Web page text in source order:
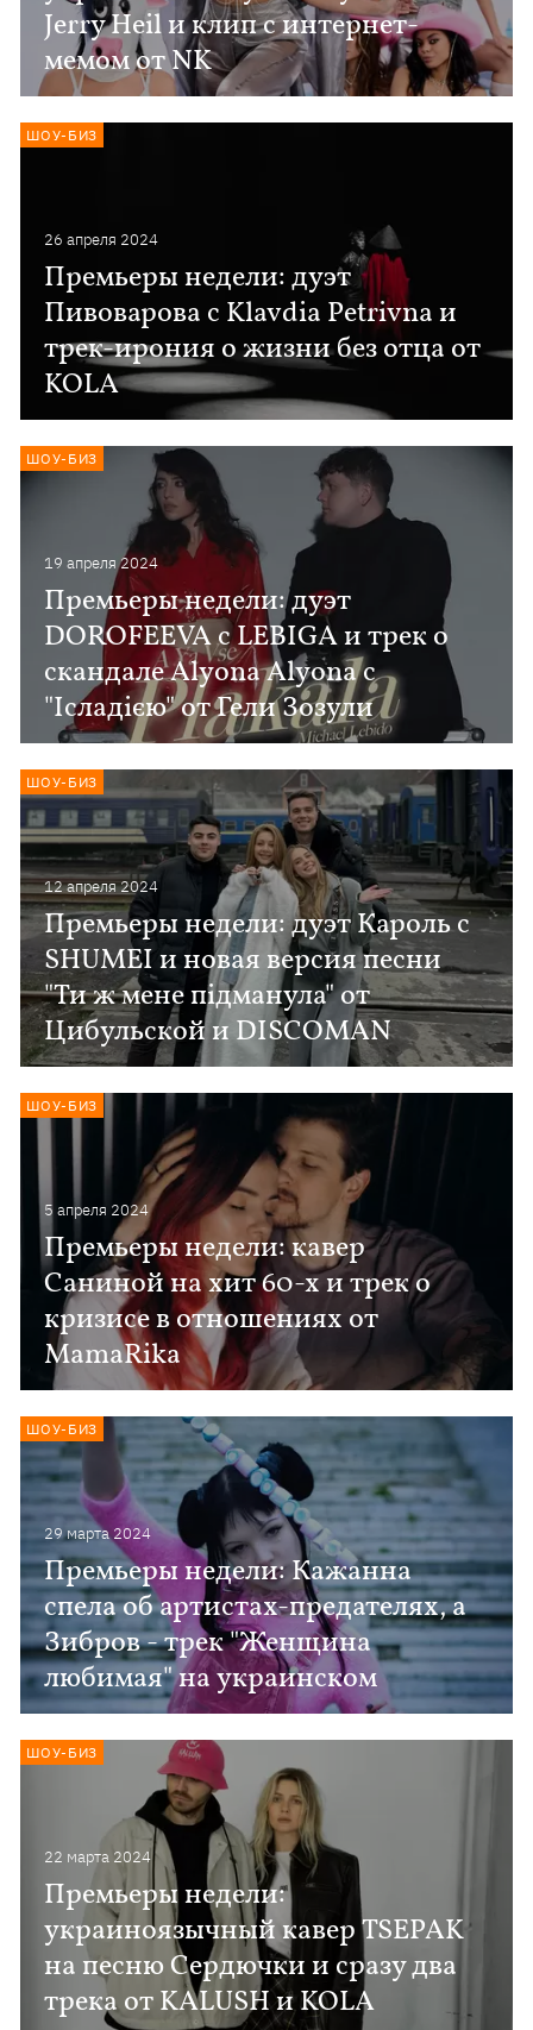
Jerry Heil и клип с интернет-
мемом от NK
26 апреля 2024
Премьеры недели: дуэт
Пивоварова с Klavdia Petrivna и
трек-ирония о жизни без отца от
KOLA
ШОУ-БИЗ
19 апреля 2024
Премьеры недели: дуэт
DOROFEEVA с LEBIGA и трек о
скандале Alyona Alyona с
"Iсладією" от Гели Зозули
ШОУ-БИЗ
12 апреля 2024
Премьеры недели: дуэт Кароль c
SHUMEI и новая версия песни
"Ти ж мене підманула" от
Цибульской и DISCOMAN
ШОУ-БИЗ
5 апреля 2024
Премьеры недели: кавер
Саниной на хит 60-х и трек о
кризисе в отношениях от
MamaRika
ШОУ-БИЗ
29 марта 2024
Премьеры недели: Кажанна
спела об артистах-предателях, а
Зибров - трек "Женщина
любимая" на украинском
ШОУ-БИЗ
22 марта 2024
Премьеры недели:
украиноязычный кавер TSEPAK
на песню Сердючки и сразу два
трека от KALUSH и KOLA
ШОУ-БИЗ